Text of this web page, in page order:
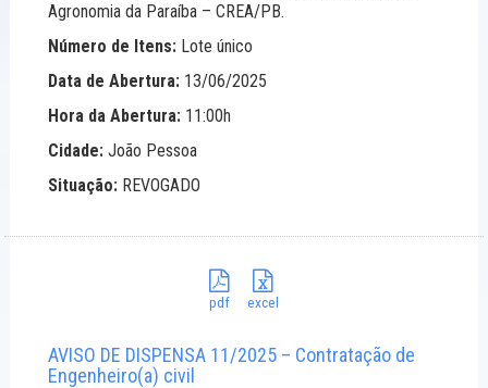
Agronomia da Paraíba – CREA/PB.
Número de Itens: Lote único
Data de Abertura: 13/06/2025
Hora da Abertura: 11:00h
Cidade: João Pessoa
Situação: REVOGADO
pdf excel
AVISO DE DISPENSA 11/2025 – Contratação de
Engenheiro(a) civil